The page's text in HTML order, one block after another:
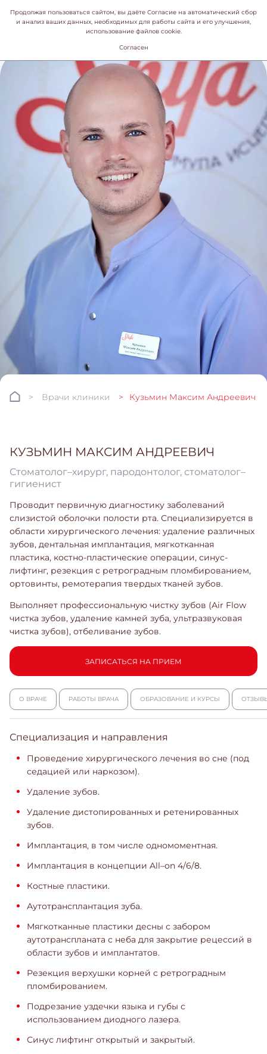
Врачи клиники Кузьмин Максим Андреевич
КУЗЬМИН МАКСИМ АНДРЕЕВИЧ
Стоматолог–хирург, пародонтолог, стоматолог–
гигиенист
Проводит первичную диагностику заболеваний
слизистой оболочки полости рта. Специализируется в
области хирургического лечения: удаление различных
зубов, дентальная имплантация, мягкотканная
пластика, костно-пластические операции, синус-
лифтинг, резекция с ретроградным пломбированием,
ортовинты, ремотерапия твердых тканей зубов.
Выполняет профессиональную чистку зубов (Air Flow
чистка зубов, удаление камней зуба, ультразвуковая
чистка зубов), отбеливание зубов.
ЗАПИСАТЬСЯ НА ПРИЕМ
О ВРАЧЕ РАБОТЫ ВРАЧА ОБРАЗОВАНИЕ И КУРСЫ
Специализация и направления
Проведение хирургического лечения во сне (под
седацией или наркозом).
Удаление зубов.
Удаление дистопированных и ретенированных
зубов.
Имплантация, в том числе одномоментная.
Имплантация в концепции All–on 4/6/8.
Костные пластики.
Аутотрансплантация зуба.
Мягкотканные пластики десны с забором
аутотранспланата с неба для закрытие рецессий в
области зубов и имплантатов.
Резекция верхушки корней с ретроградным
пломбированием.
Подрезание уздечки языка и губы с
использованием диодного лазера.
Синус лифтинг открытый и закрытый.
Продолжая пользоваться сайтом, вы даёте Согласие на автоматический сбор
и анализ ваших данных, необходимых для работы сайта и его улучшения,
использование файлов cookie.
Согласен